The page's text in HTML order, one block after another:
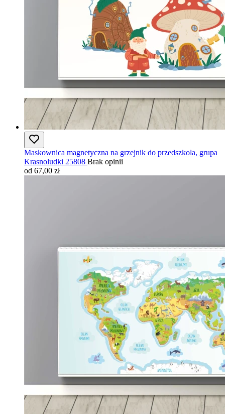
Maskownica magnetyczna na grzejnik do przedszkola, grupa
Krasnoludki 25808 Brak opinii
od 67,00 zł